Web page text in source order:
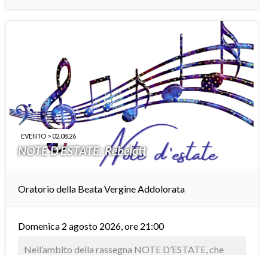
EVENTO > 02.08.26
NOTE D’ESTATE: Rebelott
Oratorio della Beata Vergine Addolorata
Domenica 2 agosto 2026, ore 21:00
Nell’ambito della rassegna NOTE D’ESTATE, che